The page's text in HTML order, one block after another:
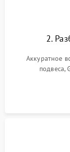
2.
Аккуратное
подвеса,
регуляторов